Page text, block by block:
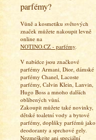
parfémy?
Vůně a kosmetiku světových
značek můžete nakoupit levně
online na
NOTINO.CZ - parfémy.
V nabídce jsou značkové
parfémy Armani, Dior, dámské
parfémy Chanel, Lacoste
parfémy, Calvin Klein, Lanvin,
Hugo Boss a mnoho dalších
oblíbených vůní.
Zakoupit můžete také novinky,
dětské toaletní vody a bytové
parfémy, doplňky parfémů jako
deodoranty a sprchové gely.
Nezmeškejte ani speciální